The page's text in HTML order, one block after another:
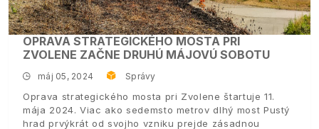
OPRAVA STRATEGICKÉHO MOSTA PRI
ZVOLENE ZAČNE DRUHÚ MÁJOVÚ SOBOTU
máj 05, 2024 Správy
Oprava strategického mosta pri Zvolene štartuje 11.
mája 2024. Viac ako sedemsto metrov dlhý most Pustý
hrad prvýkrát od svojho vzniku prejde zásadnou